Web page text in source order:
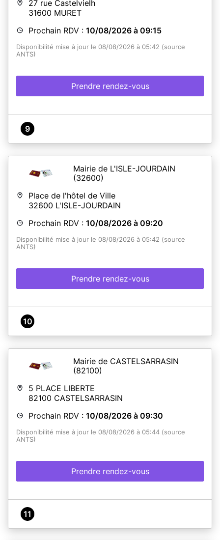
27 rue Castelvielh
31600 MURET
Prochain RDV : 10/08/2026 à 09:15
Disponibilité mise à jour le 08/08/2026 à 05:42 (source
ANTS)
Prendre rendez-vous
9
Mairie de L'ISLE-JOURDAIN
(32600)
Place de l'hôtel de Ville
32600 L'ISLE-JOURDAIN
Prochain RDV : 10/08/2026 à 09:20
Disponibilité mise à jour le 08/08/2026 à 05:42 (source
ANTS)
Prendre rendez-vous
10
Mairie de CASTELSARRASIN
(82100)
5 PLACE LIBERTE
82100 CASTELSARRASIN
Prochain RDV : 10/08/2026 à 09:30
Disponibilité mise à jour le 08/08/2026 à 05:44 (source
ANTS)
Prendre rendez-vous
11